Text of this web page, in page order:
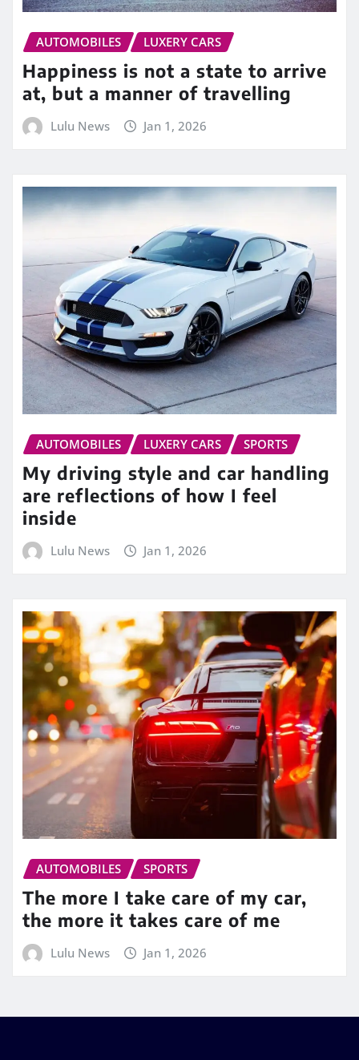
AUTOMOBILES LUXERY CARS
Happiness is not a state to arrive
at, but a manner of travelling
Lulu News Jan 1, 2026
AUTOMOBILES LUXERY CARS SPORTS
My driving style and car handling
are reflections of how I feel
inside
Lulu News Jan 1, 2026
AUTOMOBILES SPORTS
The more I take care of my car,
the more it takes care of me
Lulu News Jan 1, 2026